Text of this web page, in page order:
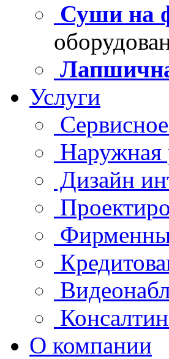
Суши на
Услуги
Наружная
Дизайн
О компании